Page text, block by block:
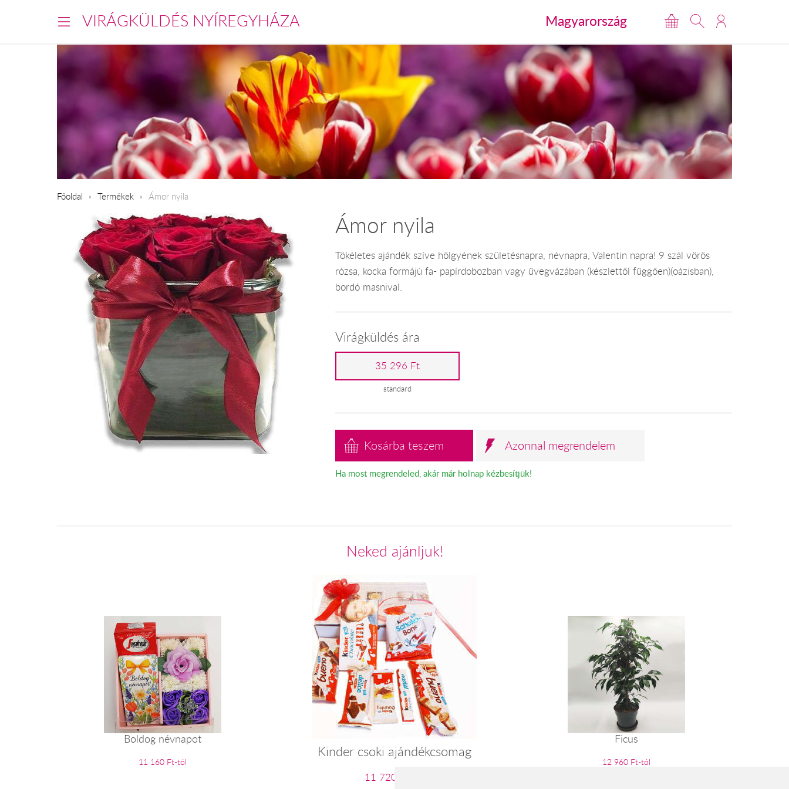
VIRÁGKÜLDÉS NYÍREGYHÁZA Magyarország
Főoldal Termékek Ámor nyila
Ámor nyila
Tökéletes ajándék szíve hölgyének születésnapra, névnapra, Valentin napra! 9 szál vörös
rózsa, kocka formájú fa- papírdobozban vagy üvegvázában (készlettől függően)(oázisban),
bordó masnival.
Virágküldés ára
35 296 Ft
standard
Kosárba teszem Azonnal megrendelem
Ha most megrendeled, akár már holnap kézbesítjük!
Neked ajánljuk!
Boldog névnapot
11 160 Ft-tól
Kinder csoki ajándékcsomag
11 720 Ft-tól
Ficus
12 960 Ft-tól